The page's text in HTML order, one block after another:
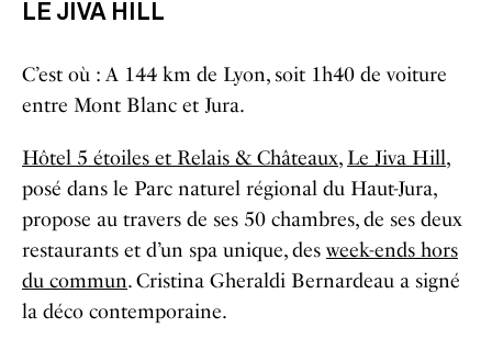
LE JIVA HILL
C’est où : A 144 km de Lyon, soit 1h40 de voiture
entre Mont Blanc et Jura.
Hôtel 5 étoiles et Relais & Châteaux, Le Jiva Hill,
posé dans le Parc naturel régional du Haut-Jura,
propose au travers de ses 50 chambres, de ses deux
restaurants et d’un spa unique, desweek-ends hors
du commun. Cristina Gheraldi Bernardeau a signé
la déco contemporaine.